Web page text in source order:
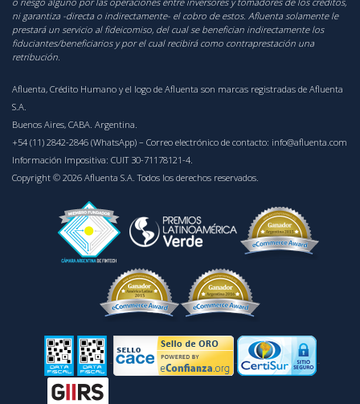
ni garantiza -directa o indirectamente- el cobro de estos. Afluenta solamente le
prestará un servicio al fideicomiso, del cual se benefician indirectamente los
fiduciantes/beneficiarios y por el cual recibirá como contraprestación una
retribución.
Afluenta, Crédito Humano y el logo de Afluenta son marcas registradas de Afluenta
S.A.
Buenos Aires, CABA. Argentina.
+54 (11) 2842-2846 (WhatsApp) – Correo electrónico de contacto: info@afluenta.com
Información Impositiva: CUIT 30-71178121-4.
Copyright © 2026 Afluenta S.A. Todos los derechos reservados.